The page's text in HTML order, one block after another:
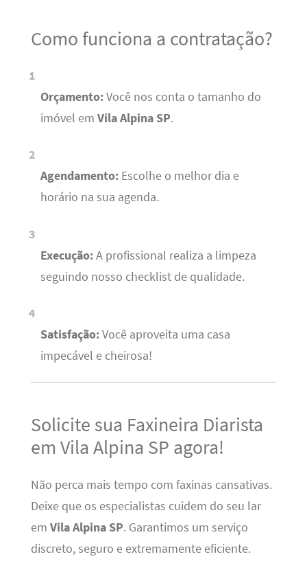
Como funciona a contratação?
Orçamento:Você nos conta o tamanho do
imóvel em Vila Alpina SP.
Agendamento:Escolhe o melhor dia e
horário na sua agenda.
Execução:A profissional realiza a limpeza
seguindo nosso checklist de qualidade.
Satisfação:Você aproveita uma casa
impecável e cheirosa!
Solicite sua Faxineira Diarista
em Vila Alpina SP agora!
Não perca mais tempo com faxinas cansativas.
Deixe que os especialistas cuidem do seu lar
em Vila Alpina SP. Garantimos um serviço
discreto, seguro e extremamente eficiente.